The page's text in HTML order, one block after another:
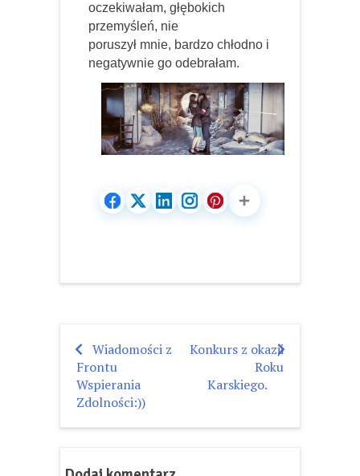
oczekiwałam, głębokich
przemyśleń, nie
poruszył mnie, bardzo chłodno i
negatywnie go odebrałam.
Nawigacja
wpisu
Wiadomości z
Frontu
Wspierania
Zdolności:))
Konkurs z okazji
Roku
Karskiego.